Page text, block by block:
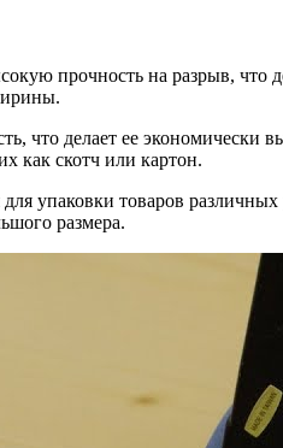
прочность на разрыв,
что делает ее
как скотч или картон.
упаковки товаров
размера.